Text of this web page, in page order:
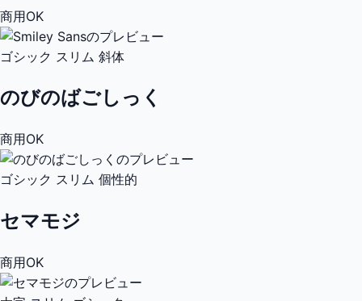
商用OK
ゴシック スリム 斜体
のびのばごしっく
商用OK
ゴシック スリム 個性的
セマモジ
商用OK